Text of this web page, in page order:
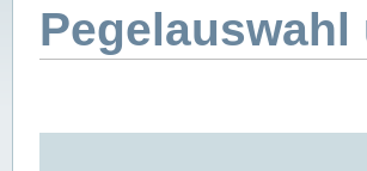
Pegelauswahl